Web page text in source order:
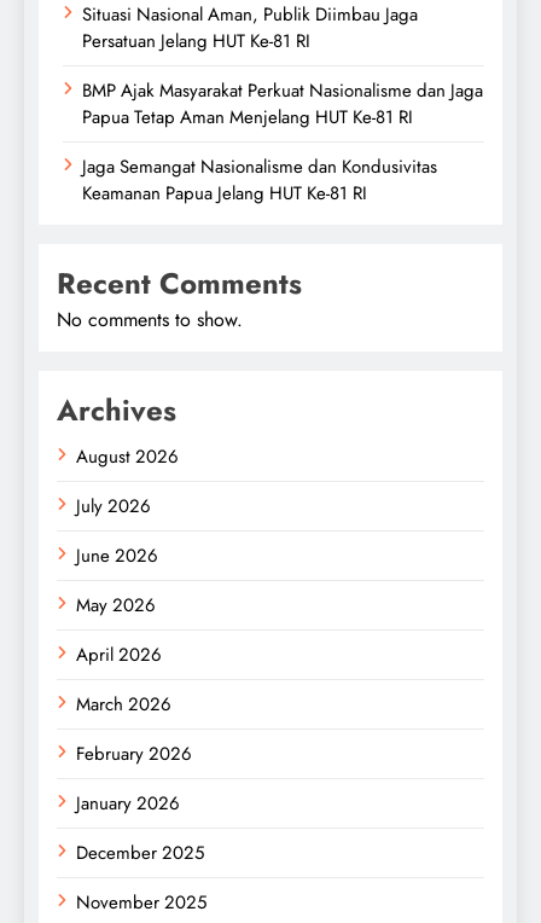
Situasi Nasional Aman, Publik Diimbau Jaga
Persatuan Jelang HUT Ke-81 RI
BMP Ajak Masyarakat Perkuat Nasionalisme dan Jaga
Papua Tetap Aman Menjelang HUT Ke-81 RI
Jaga Semangat Nasionalisme dan Kondusivitas
Keamanan Papua Jelang HUT Ke-81 RI
Recent Comments
No comments to show.
Archives
August 2026
July 2026
June 2026
May 2026
April 2026
March 2026
February 2026
January 2026
December 2025
November 2025